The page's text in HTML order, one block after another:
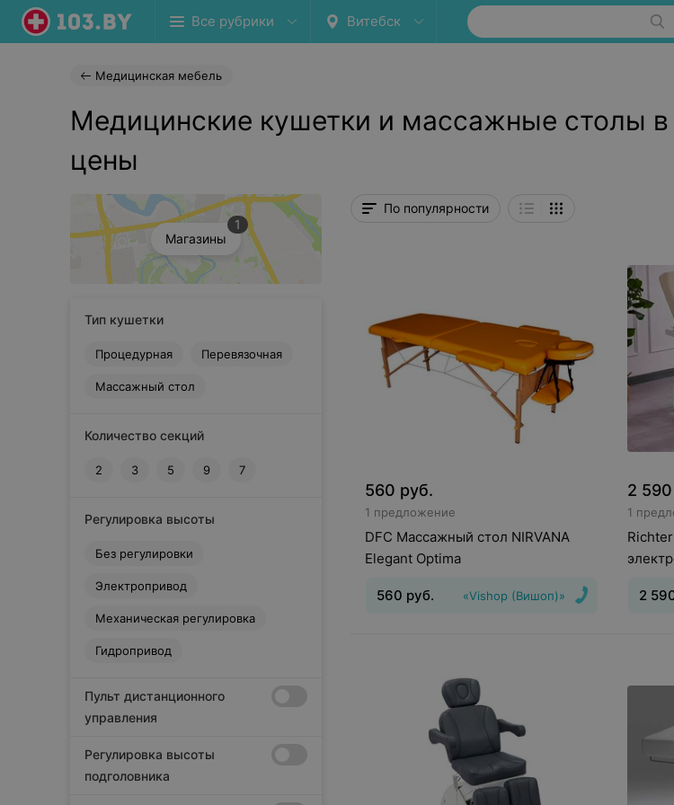
Все рубрики Витебск
Медицинская мебель
Медицинские кушетки и массажные столы
цены
Магазины
1
Тип кушетки
Процедурная Перевязочная
Массажный стол
Количество секций
2 3 5 9 7
Регулировка высоты
Без регулировки
Электропривод
Механическая регулировка
Гидропривод
Пульт дистанционного
управления
Регулировка высоты
подголовника
По популярности
560 руб.
1 предложение
DFC Массажный стол NIRVANA
Elegant Optima
«Vishop (Вишоп)»
560 руб.
Складывание стола
Габариты (Ш/Д/В)
1860х700х630
2 590
1
2